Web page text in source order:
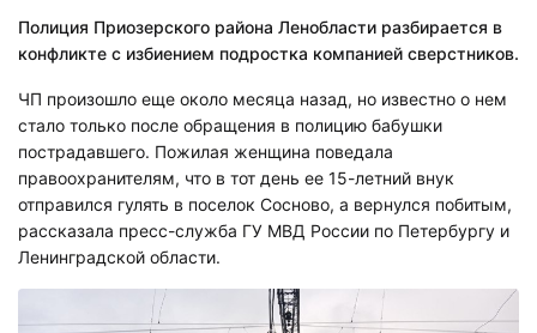
Полиция Приозерского района Ленобласти разбирается в
конфликте с избиением подростка компанией сверстников.
ЧП произошло еще около месяца назад, но известно о нем
стало только после обращения в полицию бабушки
пострадавшего. Пожилая женщина поведала
правоохранителям, что в тот день ее 15-летний внук
отправился гулять в поселок Сосново, а вернулся побитым,
рассказала пресс-служба ГУ МВД России по Петербургу и
Ленинградской области.